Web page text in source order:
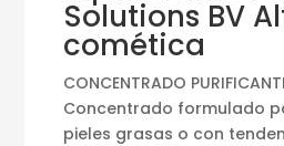
Solutions BV
comética
CONCENTRADO
Concentrado formulado
pieles grasas o con